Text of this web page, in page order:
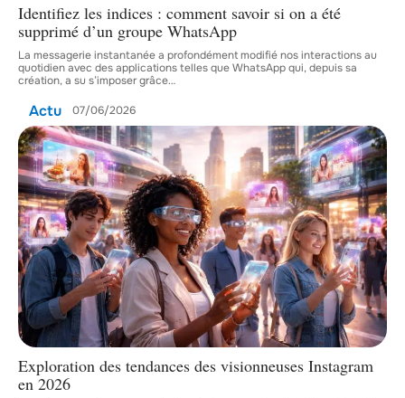
Identifiez les indices : comment savoir si on a été
supprimé d’un groupe WhatsApp
La messagerie instantanée a profondément modifié nos interactions au
quotidien avec des applications telles que WhatsApp qui, depuis sa
création, a su s’imposer grâce…
Actu 07/06/2026
Exploration des tendances des visionneuses Instagram
en 2026